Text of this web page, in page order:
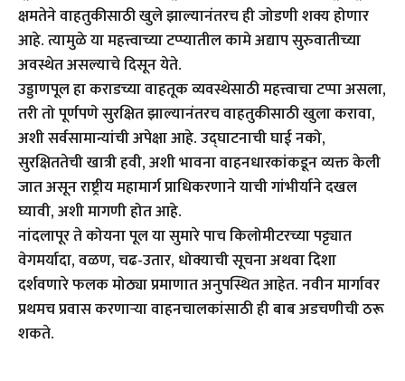
क्षमतेने वाहतुकीसाठी खुले झाल्यानंतरच ही जोडणी शक्य होणार
आहे. त्यामुळे या महत्त्वाच्या टप्प्यातील कामे अद्याप सुरुवातीच्या
अवस्थेत असल्याचे दिसून येते.
उड्डाणपूल हा कराडच्या वाहतूक व्यवस्थेसाठी महत्त्वाचा टप्पा असला,
तरी तो पूर्णपणे सुरक्षित झाल्यानंतरच वाहतुकीसाठी खुला करावा,
अशी सर्वसामान्यांची अपेक्षा आहे. उद्घाटनाची घाई नको,
सुरक्षिततेची खात्री हवी, अशी भावना वाहनधारकांकडून व्यक्त केली
जात असून राष्ट्रीय महामार्ग प्राधिकरणाने याची गांभीर्याने दखल
घ्यावी, अशी मागणी होत आहे.
नांदलापूर ते कोयना पूल या सुमारे पाच किलोमीटरच्या पट्ट्यात
वेगमर्यादा, वळण, चढ-उतार, धोक्याची सूचना अथवा दिशा
दर्शवणारे फलक मोठ्या प्रमाणात अनुपस्थित आहेत. नवीन मार्गावर
प्रथमच प्रवास करणार्‍या वाहनचालकांसाठी ही बाब अडचणीची ठरू
शकते.